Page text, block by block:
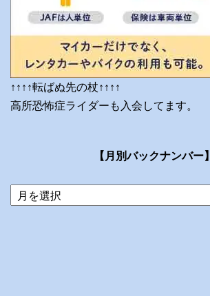
↑↑↑↑転ばぬ先の杖↑↑↑↑
高所恐怖症ライダーも入会してます。
【月別バックナンバー】
当
ブ